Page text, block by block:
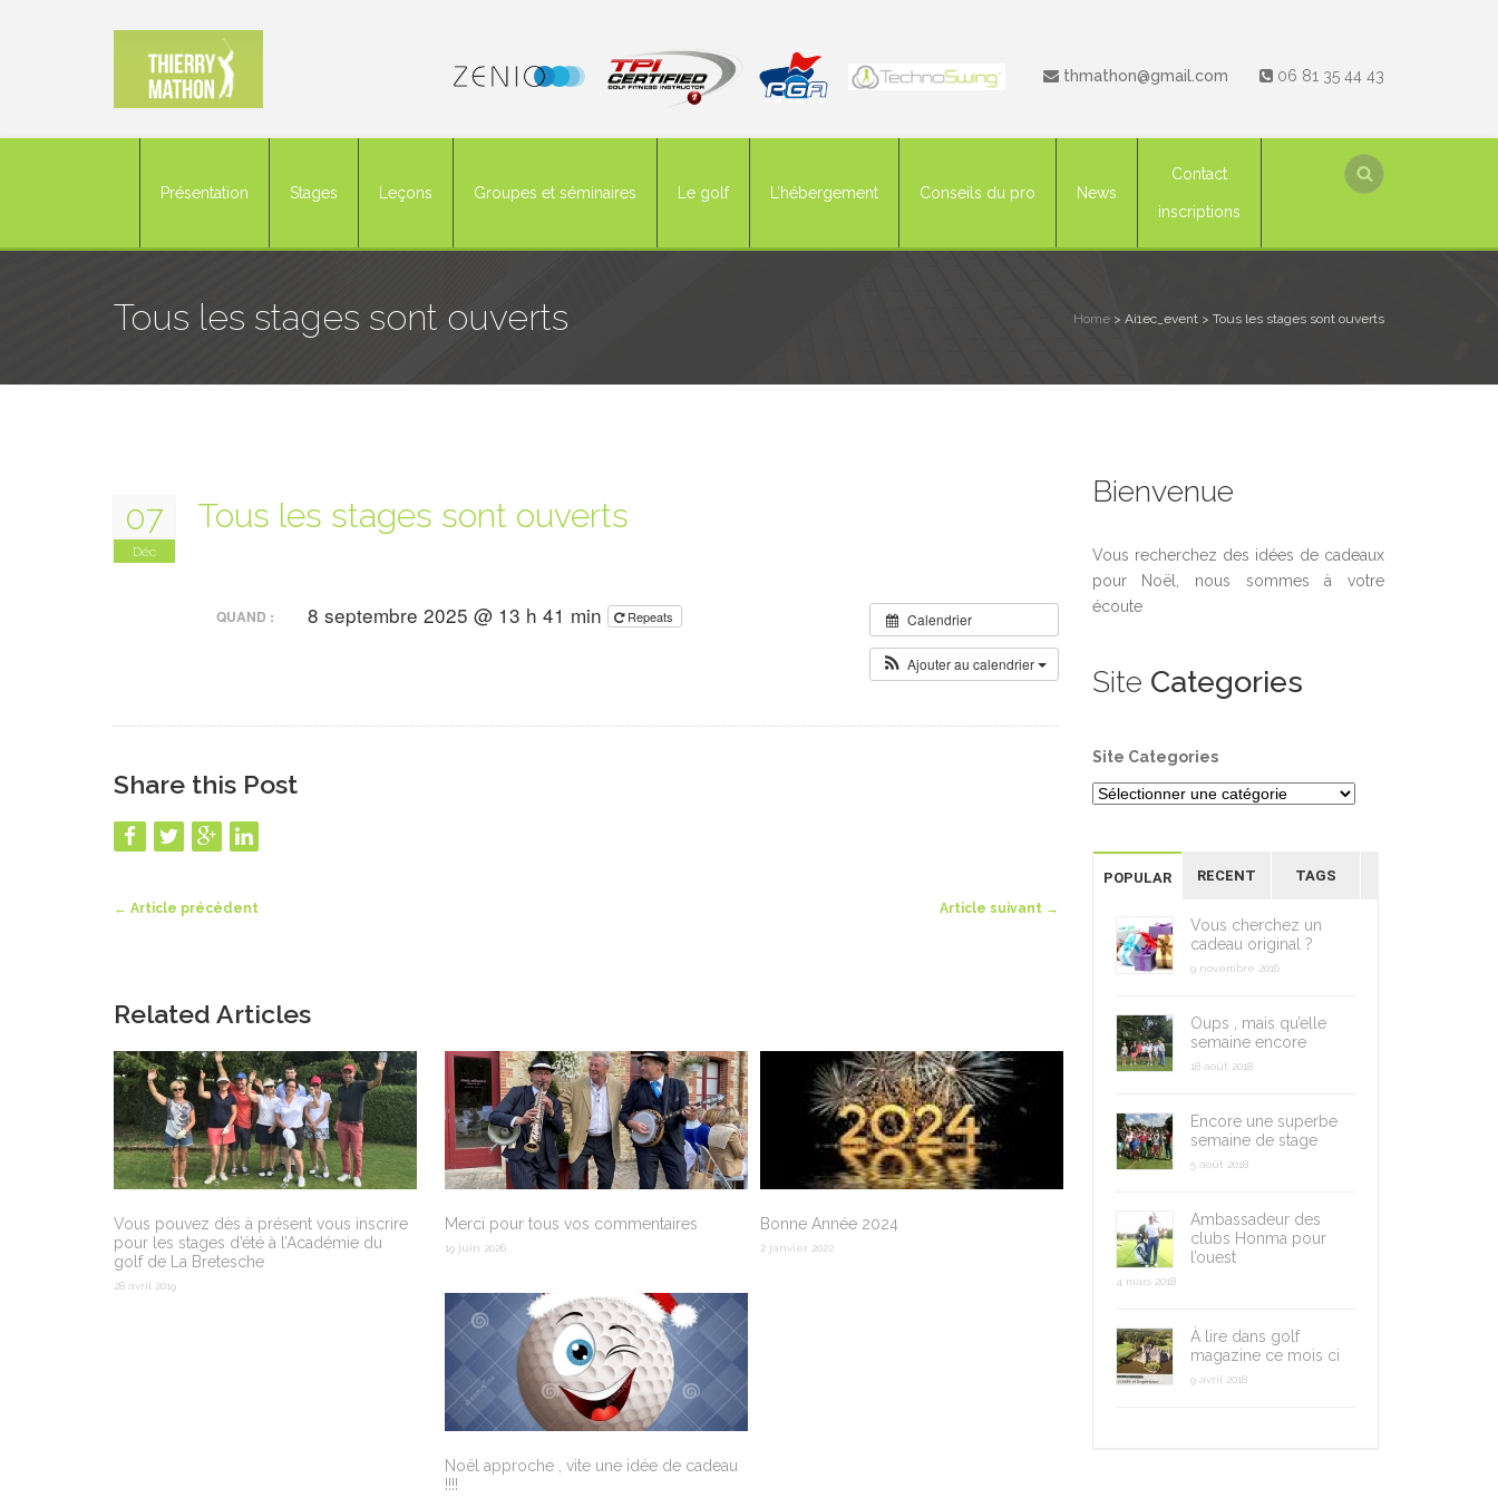
thmathon@gmail.com 06 81 35 44 43
Présentation Stages Leçons Groupes et séminaires Le golf L’hébergement Conseils du pro News
Contact
inscriptions
Tous les stages sont ouverts Home > Ai1ec_event > Tous les stages sont ouverts
07
Déc
Tous les stages sont ouverts
Calendrier
Ajouter au calendrier
QUAND : 8 septembre 2025 @ 13 h 41 min Repeats
Share this Post
← Article précédent Article suivant →
Related Articles
Vous pouvez dès à présent vous inscrire
pour les stages d’été à l’Académie du
golf de La Bretesche
28 avril 2019
Merci pour tous vos commentaires
19 juin 2026
Bonne Année 2024
2 janvier 2022
Noël approche , vite une idée de cadeau
!!!!
Bienvenue
Vous recherchez des idées de cadeaux
pour Noël, nous sommes à votre
écoute
Site Categories
Site Categories
POPULAR RECENT TAGS
Vous cherchez un
cadeau original ?
9 novembre 2016
Oups , mais qu’elle
semaine encore
18 août 2018
Encore une superbe
semaine de stage
5 août 2018
Ambassadeur des
clubs Honma pour
l’ouest
4 mars 2018
À lire dans golf
magazine ce mois ci
9 avril 2018